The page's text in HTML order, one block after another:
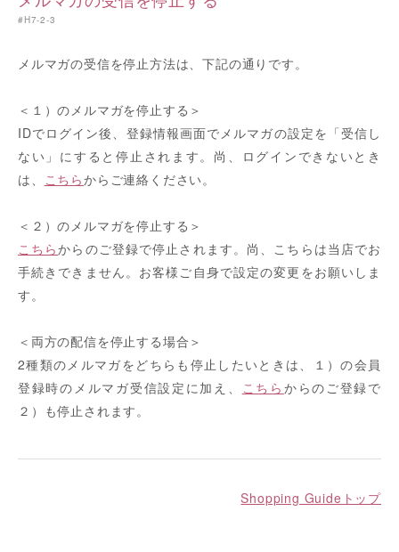
#H7-2-3
メルマガの受信を停止方法は、下記の通りです。
＜１）のメルマガを停止する＞
IDでログイン後、登録情報画面でメルマガの設定を「受信し
ない」にすると停止されます。尚、ログインできないとき
は、 こちらからご連絡ください。
＜２）のメルマガを停止する＞
こちらからのご登録で停止されます。尚、こちらは当店でお
手続きできません。お客様ご自身で設定の変更をお願いしま
す。
＜両方の配信を停止する場合＞
2種類のメルマガをどちらも停止したいときは、１）の会員
登録時のメルマガ受信設定に加え、 こちら からのご登録で
２）も停止されます。
Shopping Guideトップ